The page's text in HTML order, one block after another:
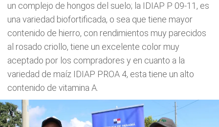
un complejo de hongos del suelo; la IDIAP P 09-11, es
una variedad biofortificada, o sea que tiene mayor
contenido de hierro, con rendimientos muy parecidos
al rosado criollo, tiene un excelente color muy
aceptado por los compradores y en cuanto a la
variedad de maíz IDIAP PROA 4, esta tiene un alto
contenido de vitamina A.